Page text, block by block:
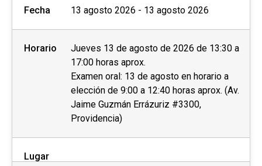
asistencia adecuadas, invitamos a
(visual o auditiva) u otra, a dar aviso de esto
durante el proceso de postulación.
postular no asegura el cupo, una vez
inscrito o aceptado en el programa se debe
pagar el valor completo de la actividad para
estar matriculado.
Fecha 13 agosto 2026 - 13 agosto 2026
Horario
Jueves 13 de agosto de 2026 de 13:30 a
17:00 horas aprox.
Examen oral: 13 de agosto en horario a
elección de 9:00 a 12:40 horas aprox. (Av.
Jaime Guzmán Errázuriz #3300,
Providencia)
Lugar